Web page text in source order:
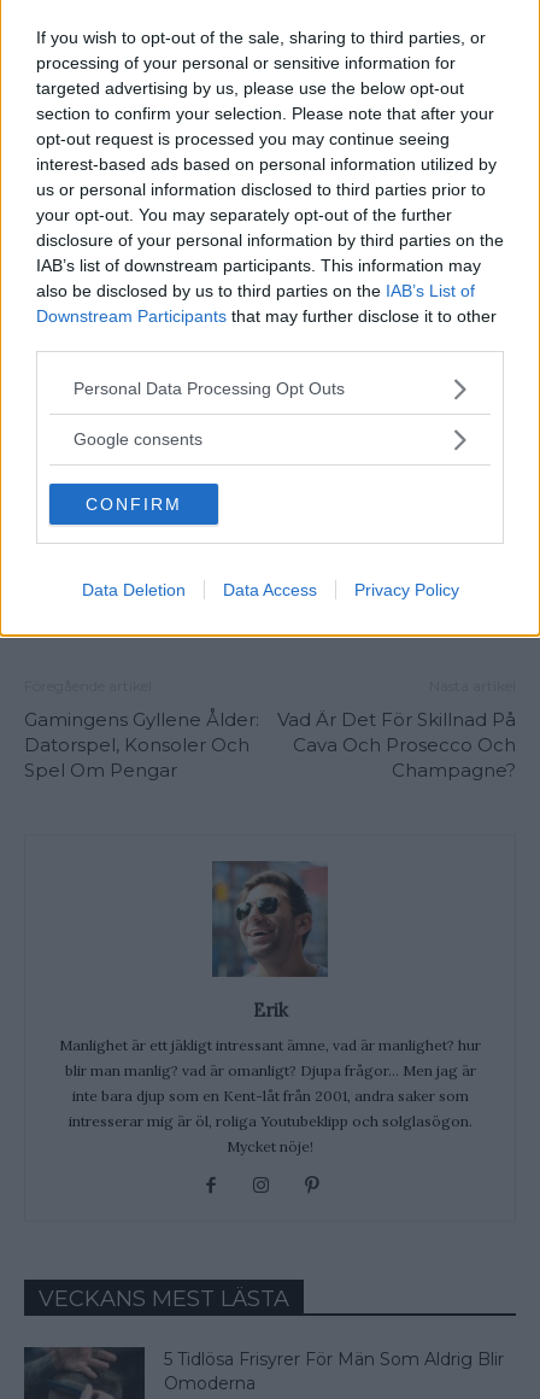
If you wish to opt-out of the sale, sharing to third parties, or
processing of your personal or sensitive information for
targeted advertising by us, please use the below opt-out
section to confirm your selection. Please note that after your
opt-out request is processed you may continue seeing
interest-based ads based on personal information utilized by
us or personal information disclosed to third parties prior to
your opt-out. You may separately opt-out of the further
disclosure of your personal information by third parties on the
IAB’s list of downstream participants. This information may
also be disclosed by us to third parties on the IAB’s List of
Downstream Participants that may further disclose it to other
Please note that this website/app uses one or more Google
not limited to your visit or usage behaviour. You may click to
use your data for below specified purposes in below Google
consent section.
Personal Data Processing Opt Outs
Google consents
CONFIRM
Data Deletion Data Access Privacy Policy
Hela Tyskland kommer att förvandlas till en
fotbollsfest och vi kan starkt rekommendera
landet som en resa för dig som vill följa
mästerskapet på nära håll. Det betyder dock inte
att du behöver vara på plats inne på arenorna för
att njuta av festen. Fotbollsmagin kommer att
spridas till pubar, uteserveringar och uteplatser
med storbilds-TV där fans kan samlas och uppleva
matcherna tillsammans. Varje hörn av landet
kommer att pulsera av fotbollskärlek och
feststämning.
Gamingens Gyllene Ålder:
Datorspel, Konsoler Och
Spel Om Pengar
Vad Är Det För Skillnad På
Cava Och Prosecco Och
Champagne?
Erik
Manlighet är ett jäkligt intressant ämne, vad är manlighet? hur
blir man manlig? vad är omanligt? Djupa frågor... Men jag är
inte bara djup som en Kent-låt från 2001, andra saker som
intresserar mig är öl, roliga Youtubeklipp och solglasögon.
Mycket nöje!
VECKANS MEST LÄSTA
5 Tidlösa Frisyrer För Män Som Aldrig Blir
Omoderna